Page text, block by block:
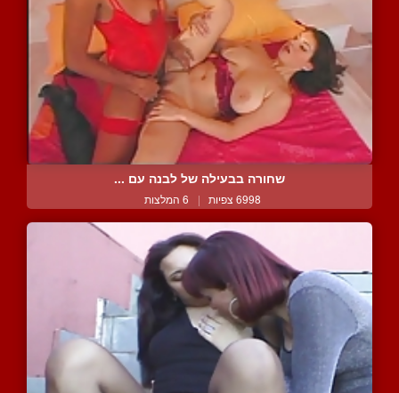
שחורה בבעילה של לבנה עם ...
6998 צפיות | 6 המלצות